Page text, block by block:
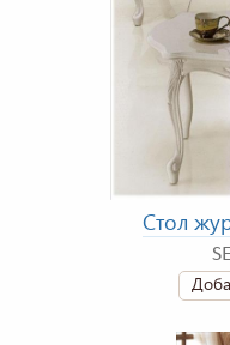
Стол